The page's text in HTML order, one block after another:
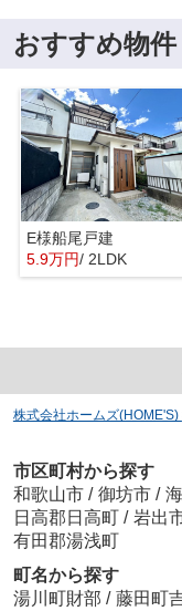
おすすめ物件
E様船尾戸建
5.9万円/ 2LDK
株式会社ホームズ(HOME'S)
市区町村から探す
和歌山市 / 御坊市 /
日高郡日高町 / 岩出
有田郡湯浅町
町名から探す
湯川町財部 / 藤田町